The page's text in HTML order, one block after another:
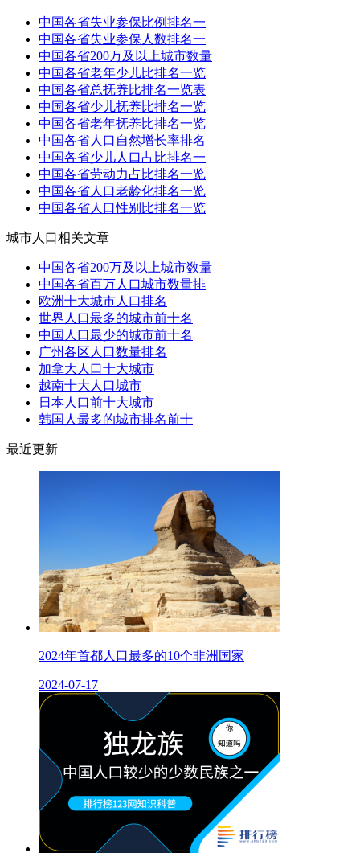
中国各省失业参保比例排名一
中国各省失业参保人数排名一
中国各省200万及以上城市数量
中国各省老年少儿比排名一览
中国各省总抚养比排名一览表
中国各省少儿抚养比排名一览
中国各省老年抚养比排名一览
中国各省人口自然增长率排名
中国各省少儿人口占比排名一
中国各省劳动力占比排名一览
中国各省人口老龄化排名一览
中国各省人口性别比排名一览
城市人口相关文章
中国各省200万及以上城市数量
中国各省百万人口城市数量排
欧洲十大城市人口排名
世界人口最多的城市前十名
中国人口最少的城市前十名
广州各区人口数量排名
加拿大人口十大城市
越南十大人口城市
日本人口前十大城市
韩国人最多的城市排名前十
最近更新
2024年首都人口最多的10个非洲国家
2024-07-17